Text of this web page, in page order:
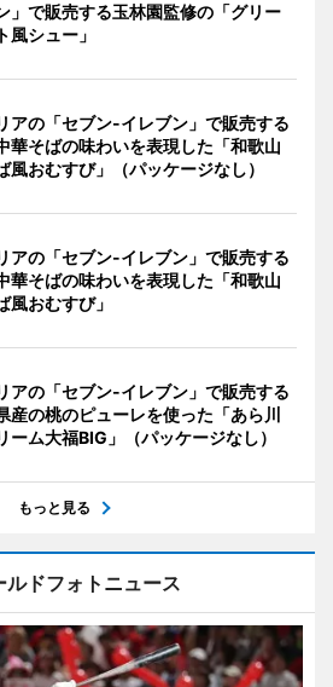
」で販売する玉林園監修の「グリー
風シュー」
アの「セブン-イレブン」で販売する
華そばの味わいを表現した「和歌山
風おむすび」（パッケージなし）
アの「セブン-イレブン」で販売する
華そばの味わいを表現した「和歌山
風おむすび」
アの「セブン-イレブン」で販売する
産の桃のピューレを使った「あら川
ーム大福BIG」（パッケージなし）
もっと見る
ルドフォトニュース